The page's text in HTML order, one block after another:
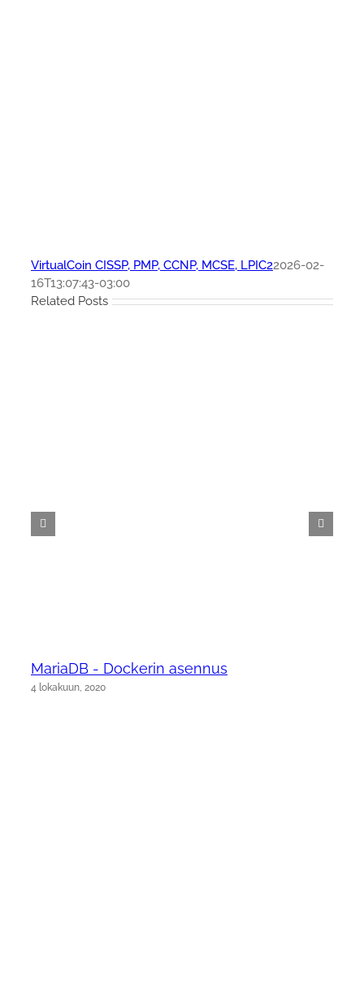
VirtualCoin CISSP, PMP, CCNP, MCSE, LPIC22026-02-
16T13:07:43-03:00
Related Posts
MariaDB - Dockerin asennus
4 lokakuun, 2020